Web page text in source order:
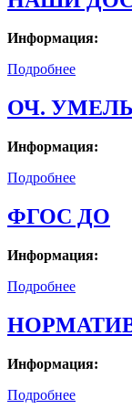
Информация:
Подробнее
ОЧ.
Информация:
Подробнее
ФГОС ДО
Информация:
Подробнее
Информация:
Подробнее